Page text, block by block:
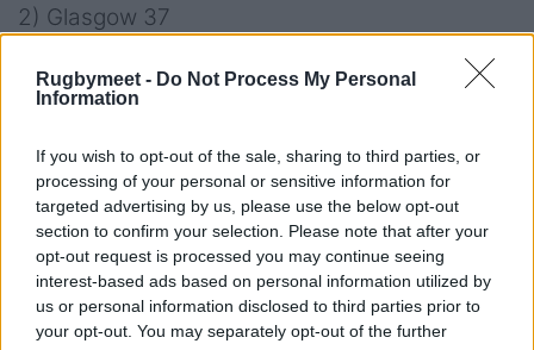
Rugbymeet - Do Not Process My Personal
Information
If you wish to opt-out of the sale, sharing to third parties, or
processing of your personal or sensitive information for
targeted advertising by us, please use the below opt-out
section to confirm your selection. Please note that after your
opt-out request is processed you may continue seeing
interest-based ads based on personal information utilized by
us or personal information disclosed to third parties prior to
your opt-out. You may separately opt-out of the further
2) Glasgow 37
3) Bulls 35
5) Cardiff 29 (-35)
6) Scarlets 27
7) Munster 26
8) Edimburgo 24